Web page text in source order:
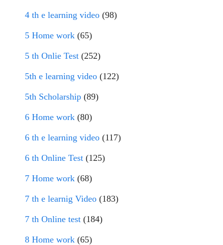
4 th e learning video (98)
5 Home work (65)
5 th Onlie Test (252)
5th e learning video (122)
5th Scholarship (89)
6 Home work (80)
6 th e learning video (117)
6 th Online Test (125)
7 Home work (68)
7 th e learnig Video (183)
7 th Online test (184)
8 Home work (65)